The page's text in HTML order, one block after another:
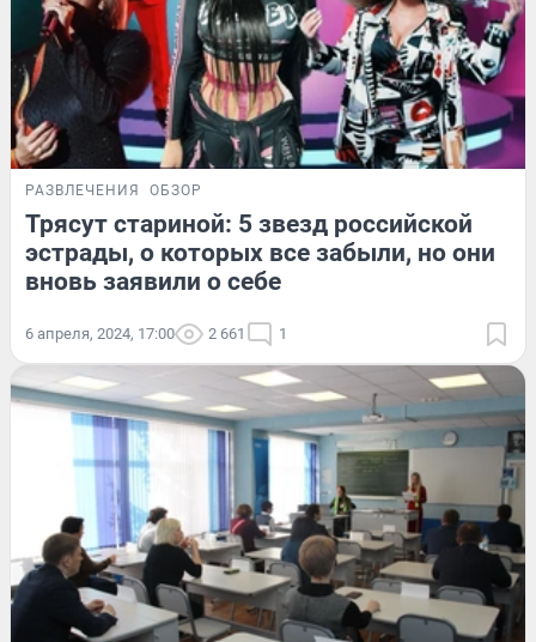
РАЗВЛЕЧЕНИЯ ОБЗОР
Трясут стариной: 5 звезд российской
эстрады, о которых все забыли, но они
вновь заявили о себе
6 апреля, 2024, 17:00 2 661 1